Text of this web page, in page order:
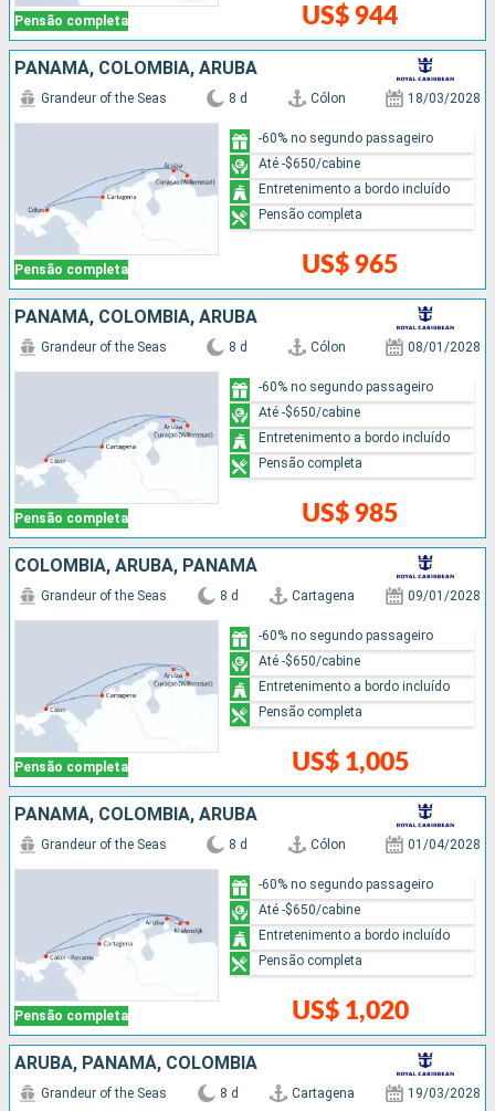
Pensão completa US$ 944
PANAMÁ, COLOMBIA, ARUBA
Pensão completa
Grandeur of the Seas 8 d Cólon 18/03/2028
US$ 965
-60% no segundo passageiro
Até -$650/cabine
Entretenimento a bordo incluído
Pensão completa
PANAMÁ, COLOMBIA, ARUBA
Pensão completa
Grandeur of the Seas 8 d Cólon 08/01/2028
US$ 985
-60% no segundo passageiro
Até -$650/cabine
Entretenimento a bordo incluído
Pensão completa
COLOMBIA, ARUBA, PANAMÁ
Pensão completa
Grandeur of the Seas 8 d Cartagena 09/01/2028
US$ 1,005
-60% no segundo passageiro
Até -$650/cabine
Entretenimento a bordo incluído
Pensão completa
PANAMÁ, COLOMBIA, ARUBA
Pensão completa
Grandeur of the Seas 8 d Cólon 01/04/2028
US$ 1,020
-60% no segundo passageiro
Até -$650/cabine
Entretenimento a bordo incluído
Pensão completa
ARUBA, PANAMÁ, COLOMBIA
Grandeur of the Seas 8 d Cartagena 19/03/2028